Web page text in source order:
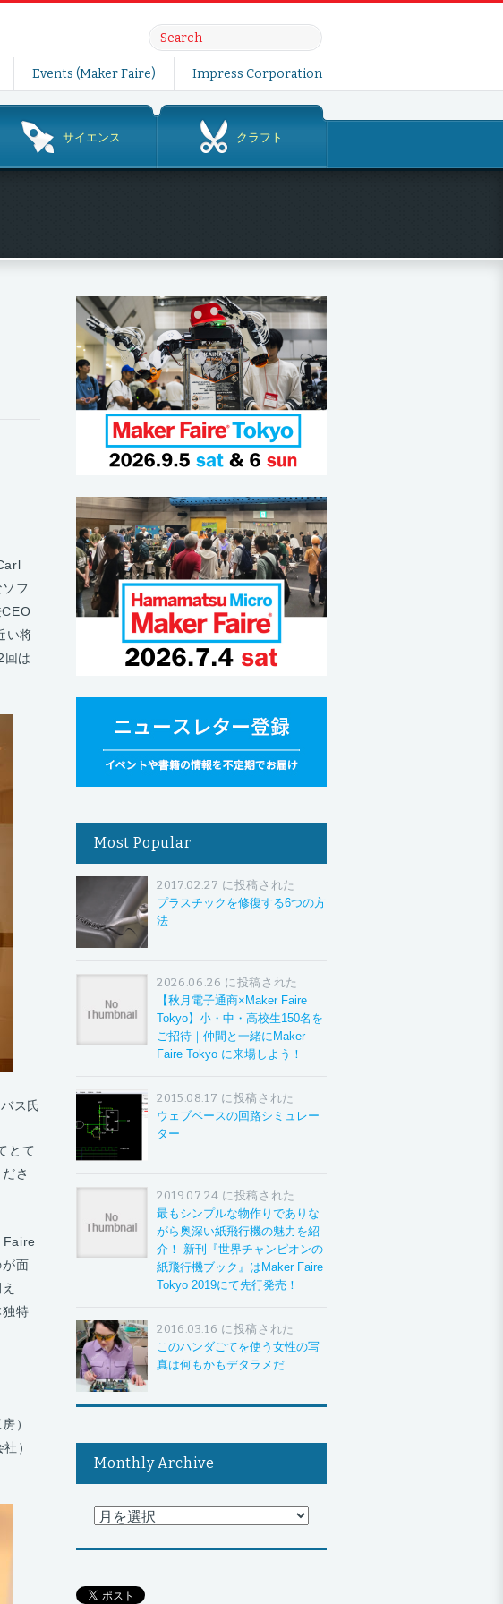
Events (Maker Faire) Impress Corporation
サイエンス クラフト
フ
い将
回は
ス氏
とて
さ
Faire
面
特
）
）
Most Popular
2017.02.27 に投稿された
プラスチックを修復する6つの方
法
2026.06.26 に投稿された
【秋月電子通商×Maker Faire
Tokyo】小・中・高校生150名を
ご招待｜仲間と一緒にMaker
Faire Tokyo に来場しよう！
2015.08.17 に投稿された
ウェブベースの回路シミュレー
ター
2019.07.24 に投稿された
最もシンプルな物作りでありな
がら奥深い紙飛行機の魅力を紹
介！ 新刊『世界チャンピオンの
紙飛行機ブック』はMaker Faire
Tokyo 2019にて先行発売！
2016.03.16 に投稿された
このハンダごてを使う女性の写
真は何もかもデタラメだ
Monthly Archive